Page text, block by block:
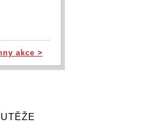
akce >